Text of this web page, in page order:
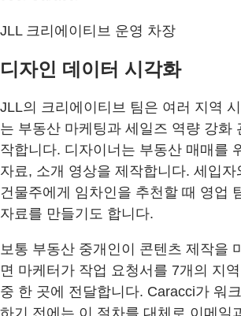
JLL 크리에이티브 운영 차장
디자인 데이터 시각화
JLL의 크리에이티브 팀은 여러 지역
는 부동산 마케팅과 세일즈 역량 강화
작합니다. 디자이너는 부동산 매매를
자료, 소개 영상을 제작합니다. 세입
건물주에게 임차인을 추천할 때 영업
자료를 만들기도 합니다.
보통 부동산 중개인이 콘텐츠 제작을
면 마케터가 작업 요청서를 7개의 지
중 한 곳에 전달합니다. Caracci가 워
하기 전에는 이 절차를 대체로 이메일